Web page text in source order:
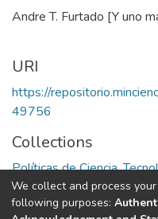
Andre T. Furtado [Y uno
URI
https://
49756
Collections
Políticas de Ciencia,
Full item page
We collect and process
following purposes: